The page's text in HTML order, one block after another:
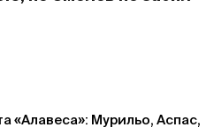
«Алавеса»: Мурильо, Аспас,